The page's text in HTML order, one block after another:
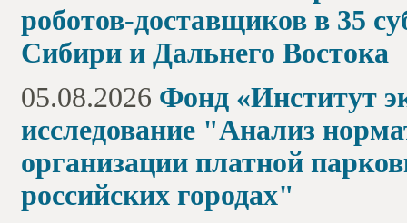
роботов-доставщиков в 35
Сибири и Дальнего Востока
05.08.2026 Фонд «Институт
исследование "Анализ
организации платной
российских городах"